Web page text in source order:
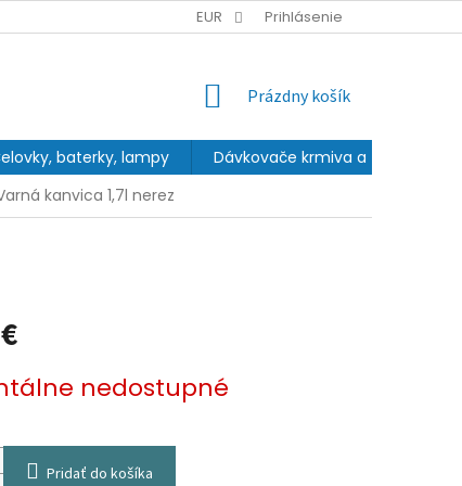
OSOBNÝCH ÚDAJOV EUR Prihlásenie
NÁKUPNÝ
Prázdny košík
baterky, lampy
Dávkovače krmiva a fontány
kanvica 1,7l nerez
nedostupné
Pridať do košíka